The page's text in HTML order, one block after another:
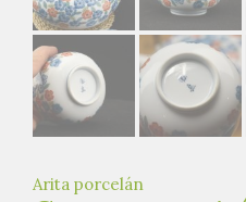
Arita porcelán